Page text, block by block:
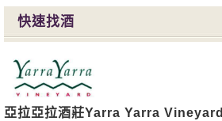
快速找酒
亞拉亞拉酒莊Yarra Yarra Vineyard